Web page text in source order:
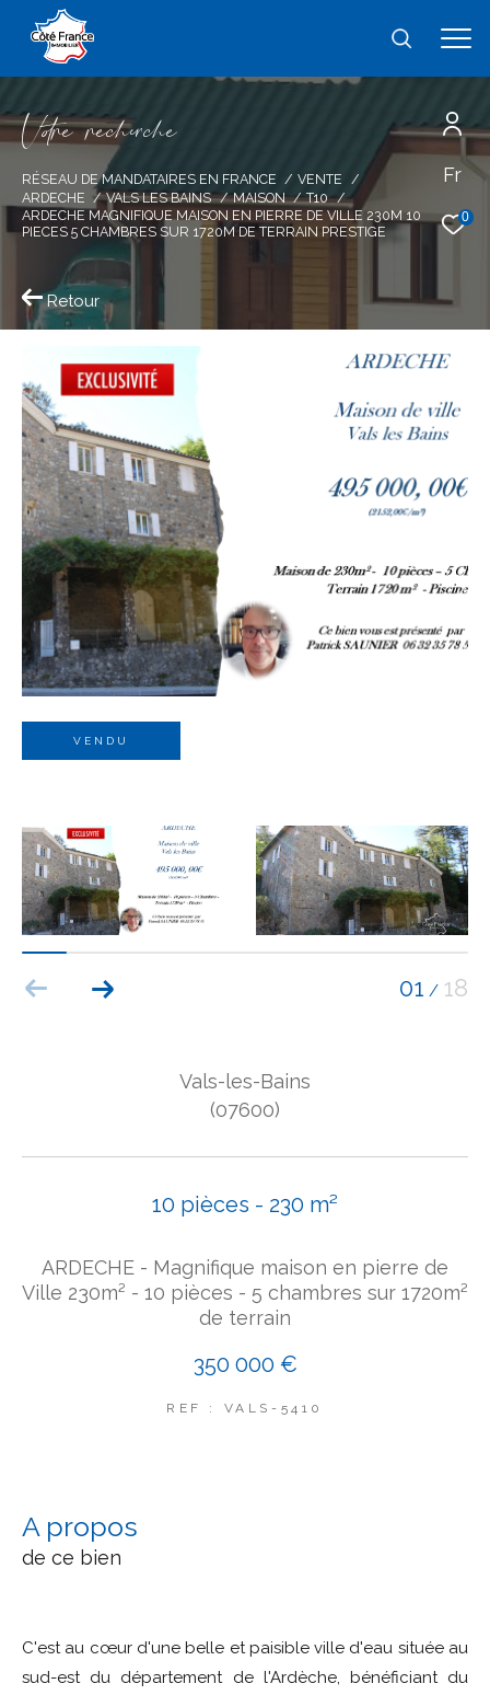
Fr
0
Vore recece
RÉSEAU DE MANDATAIRES EN FRANCE
VENTE
ARDECHE
VALS LES BAINS MAISON
T10
ARDECHE MAGNIFIQUE MAISON EN PIERRE DE VILLE 230M 10
PIECES 5 CHAMBRES SUR 1720M DE TERRAIN PRESTIGE
Retour
VENDU
01 / 18
Vals-les-Bains
(07600)
10 pièces - 230 m²
ARDECHE - Magnifique maison en pierre de
Ville 230m² - 10 pièces - 5 chambres sur 1720m²
de terrain
350 000 €
REF : VALS-5410
a propos
de ce bien
C'est au cœur d'une belle et paisible ville d'eau située au
sud-est du département de l'Ardèche, bénéficiant du
Effectuer une recherche
et trouver le bien qui correspond à vos
critères
Type
d'offre
Vente
Type
de
bien
type de bien
Ville
Budget
Budget
Surface
Surface
Pièces
Référence
AFFINER LES CRITÈRES
TERRASSE PARKING PISCINE